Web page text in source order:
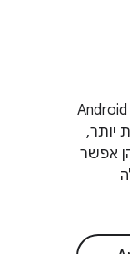
מרכיבי היסוד הבסיסיים של מכשיר Android
יותר,
אפשר